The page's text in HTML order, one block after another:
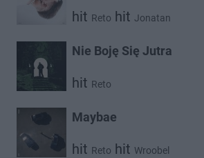
hit Reto hit Jonatan
Nie Boję Się Jutra
hit Reto
Maybae
hit Reto hit Wroobel